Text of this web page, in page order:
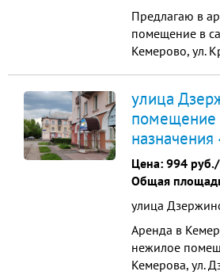
К услугам
кафе, салон
автосервис. В
отличный
проведены
коммуникации.
помещения
услуги уборки.
указанному
Предлагаю в
помещение в
Кемерово, ул.
жилого
Площадь 30,0
вход,
зал, имеется
магази...
улица
помещение
Цена: 994
Общая
улица
Аренда в
нежилое
Кемерова, ул.